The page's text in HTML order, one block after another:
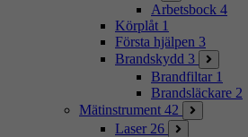
Arbetsbock 4
Körplåt 1
Första hjälpen 3
Brandskydd 3
Brandfiltar 1
Brandsläckare 2
Mätinstrument 42
Laser 26